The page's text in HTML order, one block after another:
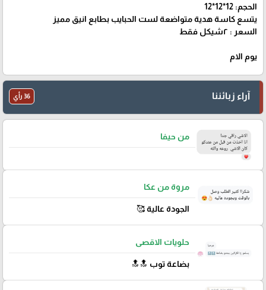
الحجم: 12*12*12
يتسع كاسة هدية متواضعة لست الحبايب بطابع انيق مميز
السعر : ٢شيكل فقط
يوم الام
آراء زبائننا 36 رأي
من حيفا
مروة من عكا
الجودة عالية 🥰
حلويات الاقصى
بضاعة توب 🔝🔝